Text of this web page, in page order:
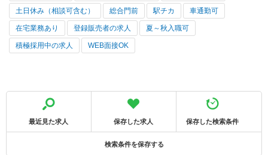
土日休み（相談可含む） 総合門前 駅チカ 車通勤可
在宅業務あり 登録販売者の求人 夏～秋入職可
積極採用中の求人 WEB面接OK
最近見た求人 保存した求人 保存した検索条件
検索条件を保存する